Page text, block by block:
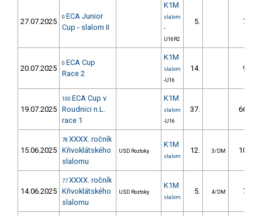
27.07.2025 0 ECA Junior
Cup - slalom II
K1M
slalom
-
U16R2
5. 7.17
20.07.2025
0 ECA Cup
Race 2
K1M
slalom
-U16
14. 9.47
19.07.2025
100 ECA Cup v
Roudnici n.L.
race 1
K1M
slalom
-U16
37. 66.54
15.06.2025
78 XXXX. ročník
Křivoklátského
slalomu
USD Roztoky
K1M
slalom
12. 3/DM 10.53
14.06.2025
77 XXXX. ročník
Křivoklátského
slalomu
USD Roztoky
K1M
slalom
5. 4/DM 7.52